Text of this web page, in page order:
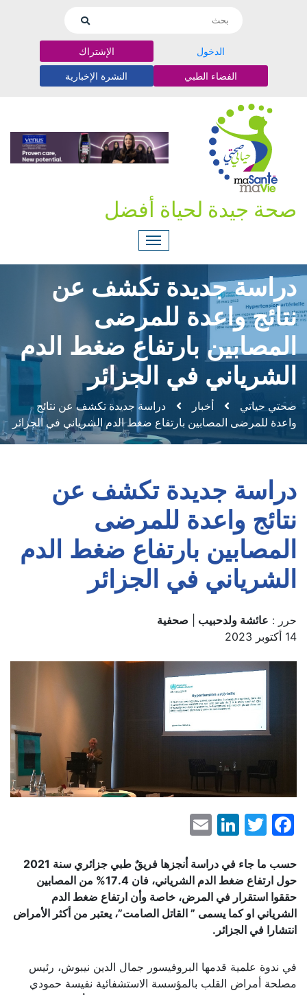
الدخول الإشتراك
الفضاء الطبي النشرة الإخبارية
صحة جيدة لحياة أفضل
دراسة جديدة تكشف عن
نتائج واعدة للمرضى
المصابين بارتفاع ضغط الدم
الشرياني في الجزائر
صحتي حياتي أخبار
دراسة جديدة تكشف عن نتائج
واعدة للمرضى المصابين بارتفاع ضغط الدم الشرياني في الجزائر
دراسة جديدة تكشف عن
نتائج واعدة للمرضى
المصابين بارتفاع ضغط الدم
الشرياني في الجزائر
حرر : عائشة ولدحبيب
صحفية
14 أكتوبر 2023
Facebook
Twitter
LinkedIn
حسب ما جاء في دراسة أنجزها فريقٌ طبي جزائري سنة 2021
حول ارتفاع ضغط الدم الشرياني، فان 17.4
% من المصابين
حققوا استقرار في المرض، خاصة وأن ارتفاع ضغط الدم
الشرياني او كما يسمى ” القاتل الصامت”، يعتبر من أكثر الأمراض
انتشارا في الجزائر.
في ندوة علمية قدمها البروفيسور جمال الدين نيبوش، رئيس
مصلحة أمراض القلب بالمؤسسة الاستشفائية نفيسة حمودي